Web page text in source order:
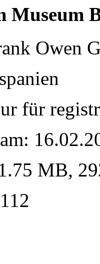
Museum
Owen
für
MB,